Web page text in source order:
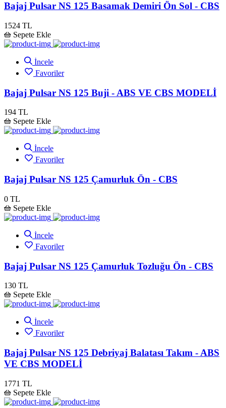
Bajaj Pulsar NS 125 Basamak Demiri Ön Sol - CBS
1524 TL
Sepete Ekle
İncele
Favoriler
Bajaj Pulsar NS 125 Buji - ABS VE CBS MODELİ
194 TL
Sepete Ekle
İncele
Favoriler
Bajaj Pulsar NS 125 Çamurluk Ön - CBS
0 TL
Sepete Ekle
İncele
Favoriler
Bajaj Pulsar NS 125 Çamurluk Tozluğu Ön - CBS
130 TL
Sepete Ekle
İncele
Favoriler
Bajaj Pulsar NS 125 Debriyaj Balatası Takım - ABS
VE CBS MODELİ
1771 TL
Sepete Ekle